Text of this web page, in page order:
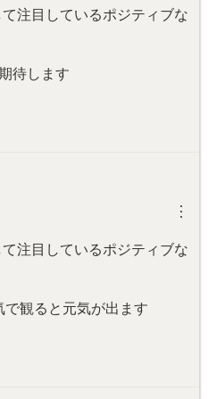
注目しているポジティブな
待します
︙
注目しているポジティブな
観ると元気が出ます